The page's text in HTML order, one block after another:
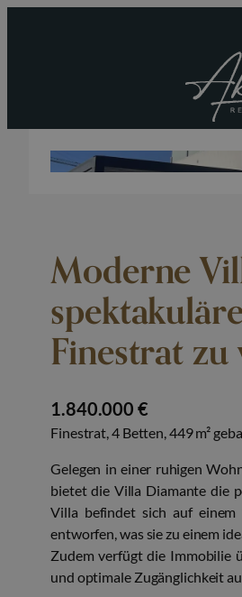
Moderne
Finestrat
1.840.000 €
Finestrat, 4 Betten, 449 m²
Gelegen in einer ruhigen
bietet die Villa Diamante die
Villa befindet sich auf
entworfen, was sie zu einem
Zudem verfügt die Immobilie
und optimale Zugänglichkeit